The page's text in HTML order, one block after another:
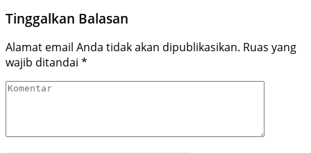
Tinggalkan Balasan
Alamat email Anda tidak akan dipublikasikan. Ruas yang
wajib ditandai *